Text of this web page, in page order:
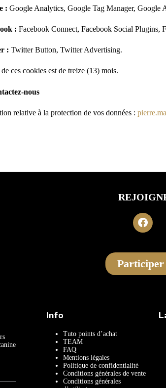
: Google Analytics, Google Tag Manager,
: Facebook Connect, Facebook Social Plugins,
: Twitter Button, Twitter Advertising.
ces cookies est de treize (13) mois.
nous
relative à la protection de vos données :
Participer
Info
Tuto points d’achat
TEAM
FAQ
Mentions légales
Politique de confidentialité
Conditions générales de vente
Conditions générales